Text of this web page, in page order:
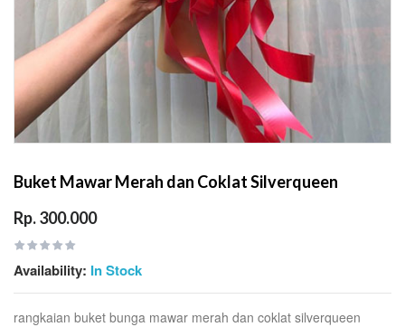
Buket Mawar Merah dan Coklat Silverqueen
Rp. 300.000
Availability: In Stock
rangkaian buket bunga mawar merah dan coklat silverqueen